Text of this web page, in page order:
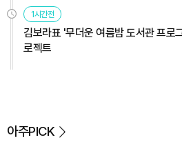
1시간전
김보라표 '무더운 여름밤 도서관 프로
로젝트
아주PICK